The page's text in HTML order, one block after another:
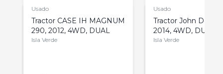
Usado
Tractor CASE IH MAGNUM
290, 2012, 4WD, DUAL
Isla Verde
Usado
Tractor John Deere
2014, 4WD, DUAL
Isla Verde